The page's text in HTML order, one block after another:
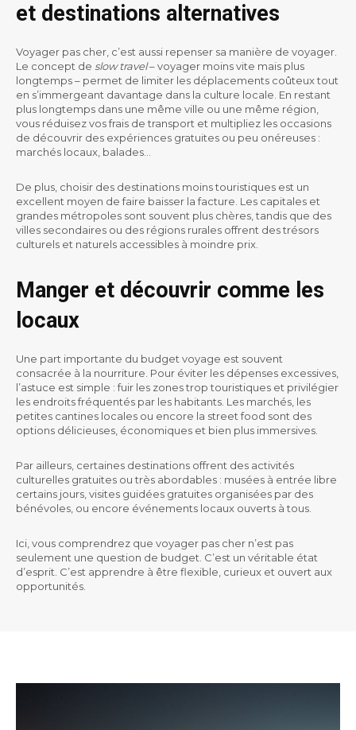
et destinations alternatives
Voyager pas cher, c’est aussi repenser sa manière de voyager.
Le concept de slow travel– voyager moins vite mais plus
longtemps – permet de limiter les déplacements coûteux tout
en s’immergeant davantage dans la culture locale. En restant
plus longtemps dans une même ville ou une même région,
vous réduisez vos frais de transport et multipliez les occasions
de découvrir des expériences gratuites ou peu onéreuses :
marchés locaux, balades…
De plus, choisir des destinations moins touristiques est un
excellent moyen de faire baisser la facture. Les capitales et
grandes métropoles sont souvent plus chères, tandis que des
villes secondaires ou des régions rurales offrent des trésors
culturels et naturels accessibles à moindre prix.
Manger et découvrir comme les
locaux
Une part importante du budget voyage est souvent
consacrée à la nourriture. Pour éviter les dépenses excessives,
l’astuce est simple : fuir les zones trop touristiques et privilégier
les endroits fréquentés par les habitants. Les marchés, les
petites cantines locales ou encore la street food sont des
options délicieuses, économiques et bien plus immersives.
Par ailleurs, certaines destinations offrent des activités
culturelles gratuites ou très abordables : musées à entrée libre
certains jours, visites guidées gratuites organisées par des
bénévoles, ou encore événements locaux ouverts à tous.
Ici, vous comprendrez que voyager pas cher n’est pas
seulement une question de budget. C’est un véritable état
d’esprit. C’est apprendre à être flexible, curieux et ouvert aux
opportunités.